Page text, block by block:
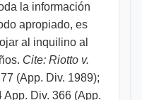
la información
apropiado, es
al inquilino al
Cite: Riotto v.
(App. Div. 1989);
App. Div. 366 (App.